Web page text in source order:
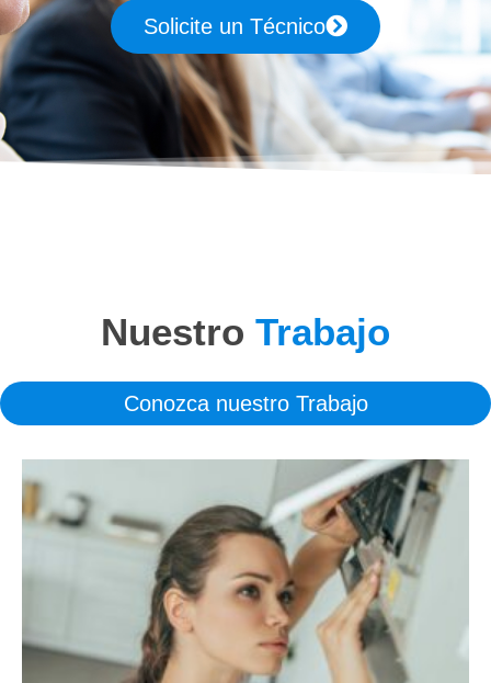
Solicite un Técnico
Nuestro Trabajo
Conozca nuestro Trabajo